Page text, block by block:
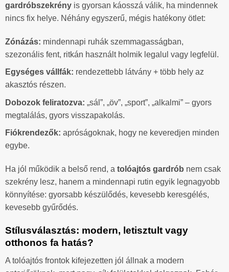
gardróbszekrény is gyorsan káosszá válik, ha mindennek
nincs fix helye. Néhány egyszerű, mégis hatékony ötlet:
Zónázás: mindennapi ruhák szemmagasságban,
szezonális fent, ritkán használt holmik legalul vagy legfelül.
Egységes vállfák: rendezettebb látvány + több hely az
akasztós részen.
Dobozok feliratozva: „sál”, „öv”, „sport”, „alkalmi” – gyors
megtalálás, gyors visszapakolás.
Fiókrendezők: apróságoknak, hogy ne keveredjen minden
egybe.
Ha jól működik a belső rend, a tolóajtós gardrób nem csak
szekrény lesz, hanem a mindennapi rutin egyik legnagyobb
könnyítése: gyorsabb készülődés, kevesebb keresgélés,
kevesebb gyűrődés.
Stílusválasztás: modern, letisztult vagy
otthonos fa hatás?
A tolóajtós frontok kifejezetten jól állnak a modern